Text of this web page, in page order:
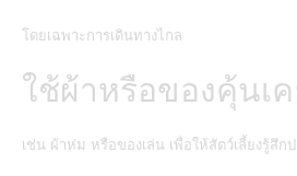
โดยเฉพาะการเดินทางไกล
ใช้ผ้าหรือของคุ้นเ
เช่น ผ้าห่ม หรือของเล่น เพื่อให้สัตว์เลี้ยงรู้สึก